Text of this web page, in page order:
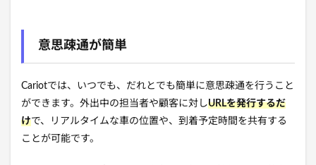
意思疎通が簡単
Cariotでは、いつでも、だれとでも簡単に意思疎通を行うこと
ができます。外出中の担当者や顧客に対しURLを発行するだ
けで、リアルタイムな車の位置や、到着予定時間を共有する
ことが可能です。